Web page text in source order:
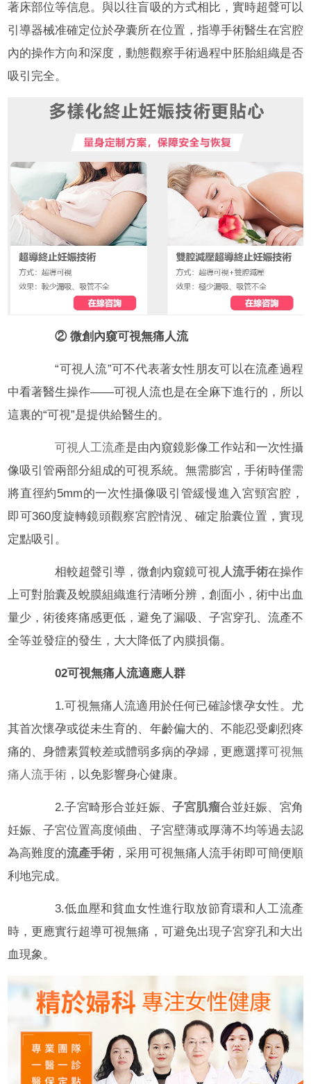
著床部位等信息。與以往盲吸的方式相比，實時超聲可以
引導器械准確定位於孕囊所在位置，指導手術醫生在宮腔
內的操作方向和深度，動態觀察手術過程中胚胎組織是否
吸引完全。
② 微創內窺可視無痛人流
“可視人流”可不代表著女性朋友可以在流產過程
中看著醫生操作——可視人流也是在全麻下進行的，所以
這裏的“可視”是提供給醫生的。
可視人工流產是由內窺鏡影像工作站和一次性攝
像吸引管兩部分組成的可視系統。無需膨宮，手術時僅需
將直徑約5mm的一次性攝像吸引管緩慢進入宮頸宮腔，
即可360度旋轉鏡頭觀察宮腔情況、確定胎囊位置，實現
定點吸引。
相較超聲引導，微創內窺鏡可視 人流手術在操作
上可對胎囊及蛻膜組織進行清晰分辨，創面小，術中出血
量少，術後疼痛感更低，避免了漏吸、子宮穿孔、流產不
全等並發症的發生，大大降低了內膜損傷。
02可視無痛人流適應人群
1.可視無痛人流適用於任何已確診懷孕女性。尤
其首次懷孕或從未生育的、年齡偏大的、不能忍受劇烈疼
痛的、身體素質較差或體弱多病的孕婦，更應選擇可視無
痛人流手術 ，以免影響身心健康。
2.子宮畸形合並妊娠、 子宮肌瘤合並妊娠、宮角
妊娠、子宮位置高度傾曲、子宮壁薄或厚薄不均等過去認
為高難度的流產手術 ，采用可視無痛人流手術即可簡便順
利地完成。
3.低血壓和貧血女性進行取放節育環和人工流產
時，更應實行超導可視無痛，可避免出現子宮穿孔和大出
血現象。